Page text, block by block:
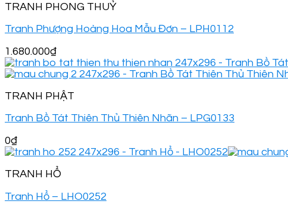
TRANH PHONG THUỶ
Tranh Phượng Hoàng Hoa Mẫu Đơn – LPH0112
1.680.000₫
TRANH PHẬT
Tranh Bồ Tát Thiên Thủ Thiên Nhãn – LPG0133
0₫
TRANH HỔ
Tranh Hổ – LHO0252